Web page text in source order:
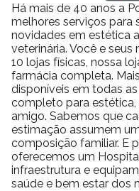
Há mais de 40 anos a
melhores serviços para
novidades em estética
veterinária. Você e
10 lojas físicas, nossa
farmácia completa.
disponíveis em todas
completo para estética,
amigo. Sabemos que
estimação assumem
composição familiar. E
oferecemos um
infraestrutura e
saúde e bem estar dos